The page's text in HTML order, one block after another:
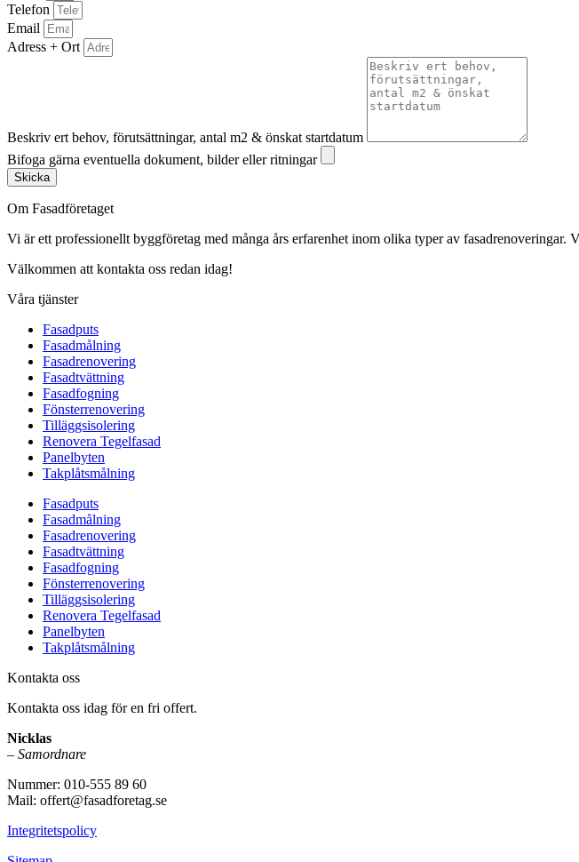
Telefon
Email
Adress + Ort
Beskriv ert behov, förutsättningar, antal m2 & önskat startdatum
Bifoga gärna eventuella dokument, bilder eller ritningar
Skicka
Om Fasadföretaget
Vi är ett professionellt byggföretag med många års erfarenhet inom olika typer av
Välkommen att kontakta oss redan idag!
Våra tjänster
Fasadputs
Fasadmålning
Fasadrenovering
Fasadtvättning
Fasadfogning
Fönsterrenovering
Tilläggsisolering
Renovera Tegelfasad
Panelbyten
Takplåtsmålning
Fasadputs
Fasadmålning
Fasadrenovering
Fasadtvättning
Fasadfogning
Fönsterrenovering
Tilläggsisolering
Renovera Tegelfasad
Panelbyten
Takplåtsmålning
Kontakta oss
Kontakta oss idag för en fri offert.
Nicklas
– Samordnare
Nummer: 010-555 89 60
Mail: offert@fasadforetag.se
Integritetspolicy